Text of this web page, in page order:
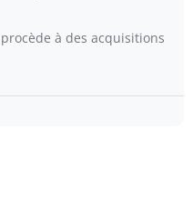
à des acquisitions